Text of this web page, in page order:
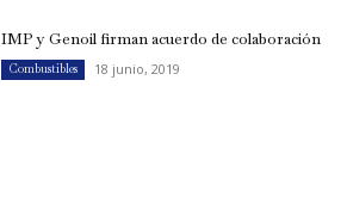
IMP y Genoil firman acuerdo de colaboración
Combustibles 18 junio, 2019